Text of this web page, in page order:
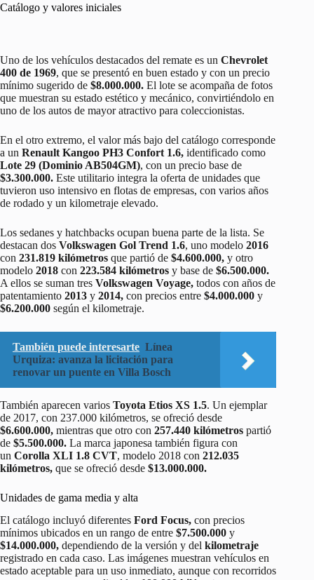
Catálogo y valores iniciales
Uno de los vehículos destacados del remate es un Chevrolet
400 de 1969, que se presentó en buen estado y con un precio
mínimo sugerido de $8.000.000. El lote se acompaña de fotos
que muestran su estado estético y mecánico, convirtiéndolo en
uno de los autos de mayor atractivo para coleccionistas.
En el otro extremo, el valor más bajo del catálogo corresponde
a un Renault Kangoo PH3 Confort 1.6, identificado como
Lote 29 (Dominio AB504GM), con un precio base de
$3.300.000. Este utilitario integra la oferta de unidades que
tuvieron uso intensivo en flotas de empresas, con varios años
de rodado y un kilometraje elevado.
Los sedanes y hatchbacks ocupan buena parte de la lista. Se
destacan dos Volkswagen Gol Trend 1.6, uno modelo 2016
con 231.819 kilómetros que partió de $4.600.000, y otro
modelo 2018 con 223.584 kilómetros y base de $6.500.000.
A ellos se suman tres Volkswagen Voyage, todos con años de
patentamiento 2013 y 2014, con precios entre $4.000.000 y
$6.200.000 según el kilometraje.
También puede interesarte Línea
Urquiza: avanza la licitación para
renovar un puente en Villa Bosch
También aparecen varios Toyota Etios XS 1.5. Un ejemplar
de 2017, con 237.000 kilómetros, se ofreció desde
$6.600.000, mientras que otro con 257.440 kilómetros partió
de $5.500.000. La marca japonesa también figura con
un Corolla XLI 1.8 CVT, modelo 2018 con 212.035
kilómetros, que se ofreció desde $13.000.000.
Unidades de gama media y alta
El catálogo incluyó diferentes Ford Focus, con precios
mínimos ubicados en un rango de entre $7.500.000 y
$14.000.000, dependiendo de la versión y del kilometraje
registrado en cada caso. Las imágenes muestran vehículos en
estado aceptable para un uso inmediato, aunque con recorridos